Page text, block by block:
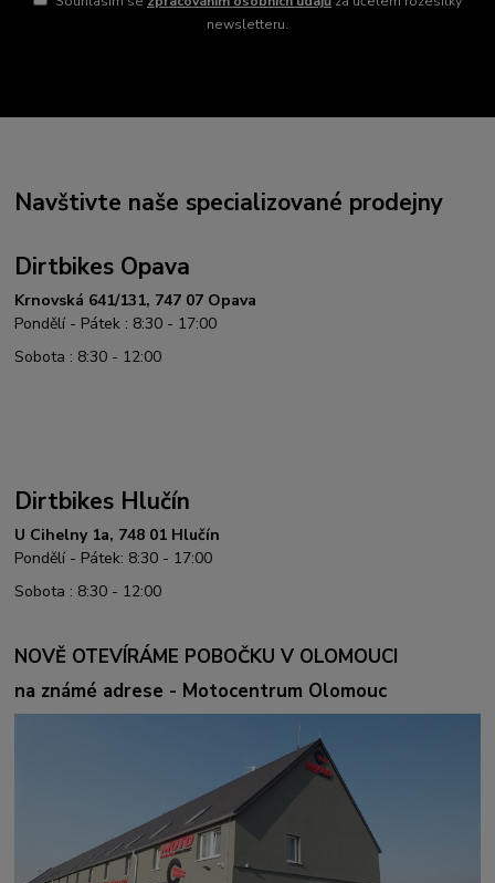
newsletteru.
Navštivte naše specializované prodejny
Dirtbikes Opava
Krnovská 641/131, 747 07 Opava
Pondělí - Pátek : 8:30 - 17:00
Sobota : 8:30 - 12:00
Dirtbikes Hlučín
U Cihelny 1a, 748 01 Hlučín
Pondělí - Pátek: 8:30 - 17:00
Sobota : 8:30 - 12:00
NOVĚ OTEVÍRÁME POBOČKU V OLOMOUCI
na známé adrese - Motocentrum Olomouc